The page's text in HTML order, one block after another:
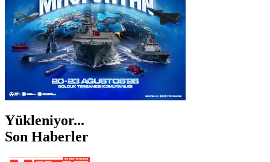
Yükleniyor...
Son Haberler